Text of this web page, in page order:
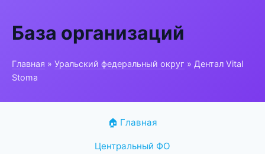
База организаций
Главная » Уральский федеральный округ » Дентал Vital
Stoma
🏠 Главная
Центральный ФО